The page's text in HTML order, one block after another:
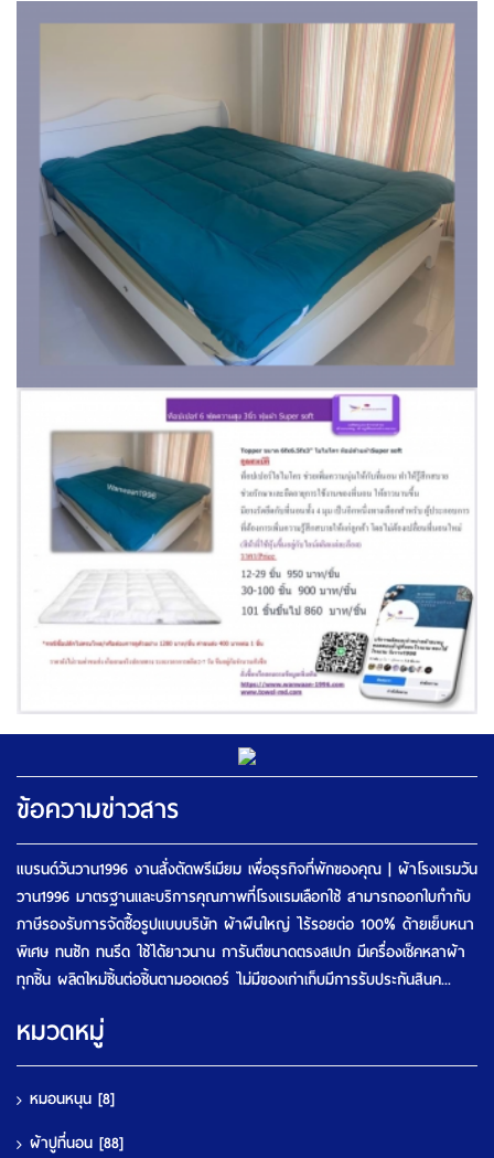
ข้อความข่าวสาร
แบรนด์วันวาน1996 งานสั่งตัดพรีเมียม เพื่อธุรกิจที่พักของคุณ | ผ้าโรงแรมวัน
วาน1996 มาตรฐานและบริการคุณภาพที่โรงแรมเลือกใช้ สามารถออกใบกำกับ
ภาษีรองรับการจัดซื้อรูปแบบบริษัท ผ้าผืนใหญ่ ไร้รอยต่อ 100% ด้ายเย็บหนา
พิเศษ ทนซัก ทนรีด ใช้ได้ยาวนาน การันตีขนาดตรงสเปก มีเครื่องเช็คหลาผ้า
ทุกชิ้น ผลิตใหม่ชิ้นต่อชิ้นตามออเดอร์ ไม่มีของเก่าเก็บมีการรับประกันสินค...
หมวดหมู่
หมอนหนุน [8]
ผ้าปูที่นอน [88]